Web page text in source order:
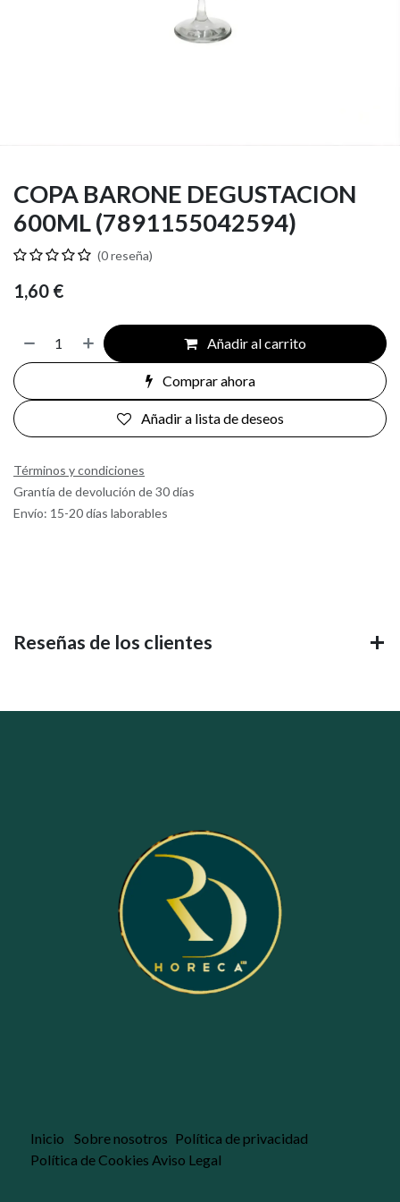
COPA BARONE DEGUSTACION
600ML (7891155042594)
(0 reseña)
1,60 €
Añadir al carrito
Comprar ahora
Añadir a lista de deseos
Términos y condiciones
Grantía de devolución de 30 días
Envío: 15-20 días laborables
Reseñas de los clientes
Inicio Sobre nosotros Política de privacidad
Política de Cookies Aviso Legal